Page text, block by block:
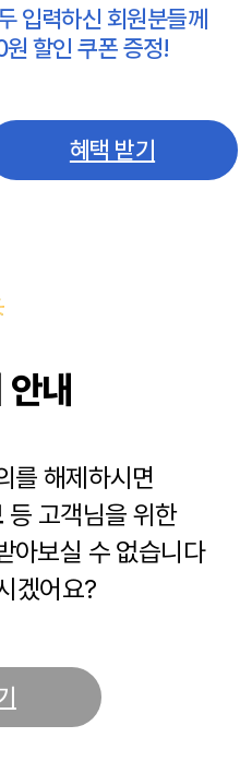
입력하신 회원분들께
할인 쿠폰 증정!
혜택 받기
내
를 해제하시면
등 고객님을 위한
아보실 수 없습니다
겠어요?